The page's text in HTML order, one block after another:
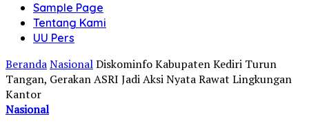
Sample Page
Tentang Kami
UU Pers
BerandaNasionalDiskominfo Kabupaten Kediri Turun
Tangan, Gerakan ASRI Jadi Aksi Nyata Rawat Lingkungan
Kantor
Nasional